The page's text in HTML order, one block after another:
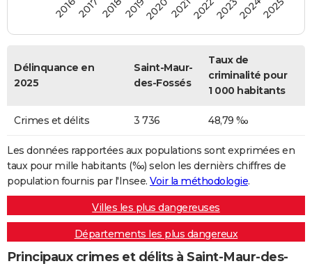
20162017 20182019202020212022202320242025
Délinquance en
2025
Saint-Maur-
des-Fossés
Taux de
criminalité pour
1 000 habitants
Crimes et délits 3 736 48,79 ‰
Les données rapportées aux populations sont exprimées en
taux pour mille habitants (‰) selon les dernièrs chiffres de
population fournis par l'Insee. Voir la méthodologie.
Villes les plus dangereuses
Départements les plus dangereux
Principaux crimes et délits à Saint-Maur-des-